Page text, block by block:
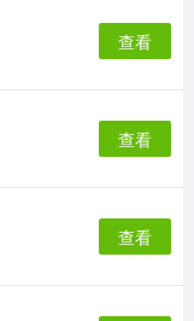
查看
查看
查看